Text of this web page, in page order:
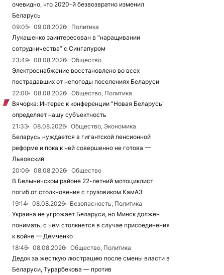
очевидно, что 2020-й безвозвратно изменил
Беларусь
09:05
09.08.2026
Политика
Лукашенко заинтересован в “наращивании
сотрудничества” с Сингапуром
23:49
08.08.2026
Общество
Электроснабжение восстановлено во всех
пострадавших от непогоды поселениях Беларуси
22:00
08.08.2026
Общество, Политика
Вячорка: Интерес к конференции "Новая Беларусь"
определяет нашу субъектность
21:33
08.08.2026
Общество, Экономика
Беларусь нуждается в гигантской пенсионной
реформе и пока к ней совершенно не готова —
Львовский
20:06
08.08.2026
Общество
В Белыничском районе 22-летний мотоциклист
погиб от столкновения с грузовиком КамАЗ
19:14
08.08.2026
Безопасность, Политика
Украина не угрожает Беларуси, но Минск должен
понимать, с чем столкнется в случае присоединения
к войне — Демченко
18:46
08.08.2026
Общество, Политика
Дедок за жесткую люстрацию после смены власти в
Беларуси, Турарбекова — против